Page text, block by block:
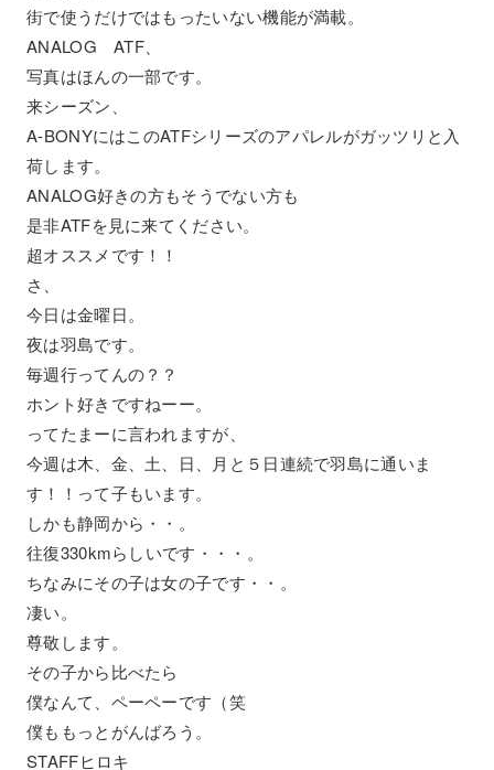
街で使うだけではもったいない機能が満載。
ANALOG ATF、
写真はほんの一部です。
来シーズン、
A-BONYにはこのATFシリーズのアパレルがガッツリと入
荷します。
ANALOG好きの方もそうでない方も
是非ATFを見に来てください。
超オススメです！！
さ、
今日は金曜日。
夜は羽島です。
毎週行ってんの？？
ホント好きですねーー。
ってたまーに言われますが、
今週は木、金、土、日、月と５日連続で羽島に通いま
す！！って子もいます。
しかも静岡から・・。
往復330kmらしいです・・・。
ちなみにその子は女の子です・・。
凄い。
尊敬します。
その子から比べたら
僕なんて、ペーペーです（笑
僕ももっとがんばろう。
STAFFヒロキ